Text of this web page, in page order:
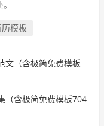
模板
文（含极简免费模板
（含极简免费模板704